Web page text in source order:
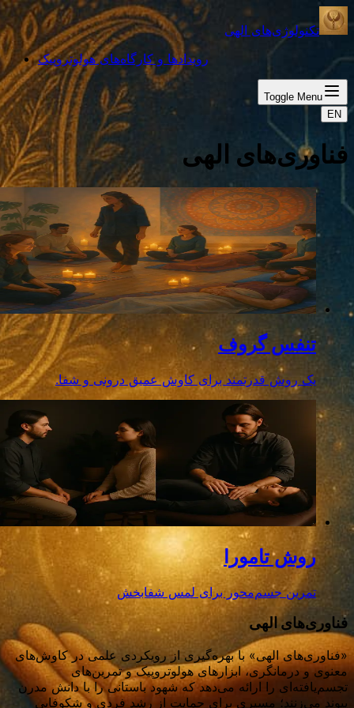
تکنولوژی‌های الهی
رویدادها و کارگاه‌های هولوتروپیک
Toggle Menu
EN
فناوری‌های الهی
تنفس گروف
یک روش قدرتمند برای کاوش عمیق درونی و شفا.
روش تامورا
تمرین جسم‌محور برای لمس شفابخش
فناوری‌های الهی
«فناوری‌های الهی» با بهره‌گیری از رویکردی علمی در کاوش‌های
معنوی و درمانگری، ابزارهای هولوتروپیک و تمرین‌های
تجسم‌یافته‌ای را ارائه می‌دهد که شهود باستانی را با دانش مدرن
پیوند می‌زنند؛ مسیری برای حمایت از رشد فردی و شکوفایی